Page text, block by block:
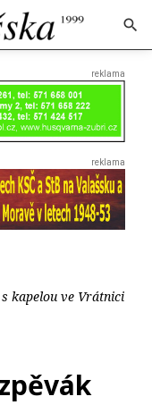
kapelou ve Vrátnici